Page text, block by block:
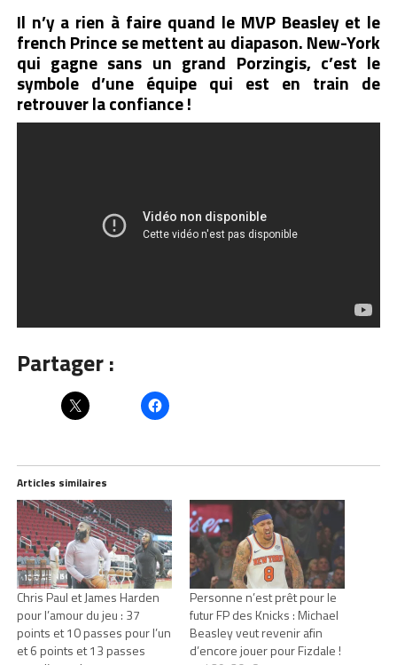
Il n’y a rien à faire quand le MVP Beasley et le
french Prince se mettent au diapason. New-York
qui gagne sans un grand Porzingis, c’est le
symbole d’une équipe qui est en train de
retrouver la confiance !
Partager :
Articles similaires
Chris Paul et James Harden
pour l’amour du jeu : 37
points et 10 passes pour l’un
et 6 points et 13 passes
Personne n’est prêt pour le
futur FP des Knicks : Michael
Beasley veut revenir afin
d’encore jouer pour Fizdale !